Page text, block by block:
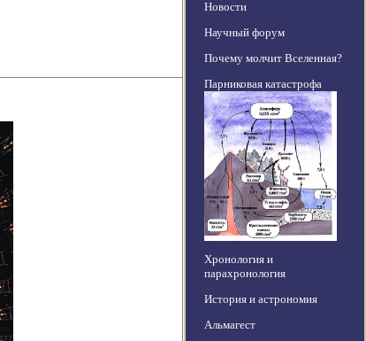
Новости
Научный форум
Почему молчит Вселенная?
Парниковая катастрофа
Хронология и
парахронология
История и астрономия
Альмагест